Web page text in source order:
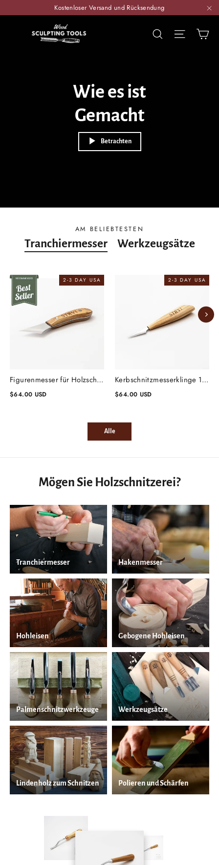
zum
Kostenloser Versand und Rücksendung
WOOD
SCULPTING
Suche
Wie es ist
Gemacht
Betrachten
AM BELIEBTESTEN
Tranchiermesser Werkzeugsätze
2-3 DAY USA
Figurenmesser für Holzschnitzerei, Klinge 1,57'', schräg 30 Grad
$64.00 USD
2-3 DAY USA
Kerbschnitzmesserklinge 1,57'' 15 Grad, Holzschnitzmesser
$64.00 USD
Alle
Mögen Sie Holzschnitzerei?
Tranchiermesser Hakenmesser
Hohleisen Gebogene Hohleisen
Palmenschnitzwerkzeuge Werkzeugsätze
Lindenholz zum Schnitzen Polieren und Schärfen